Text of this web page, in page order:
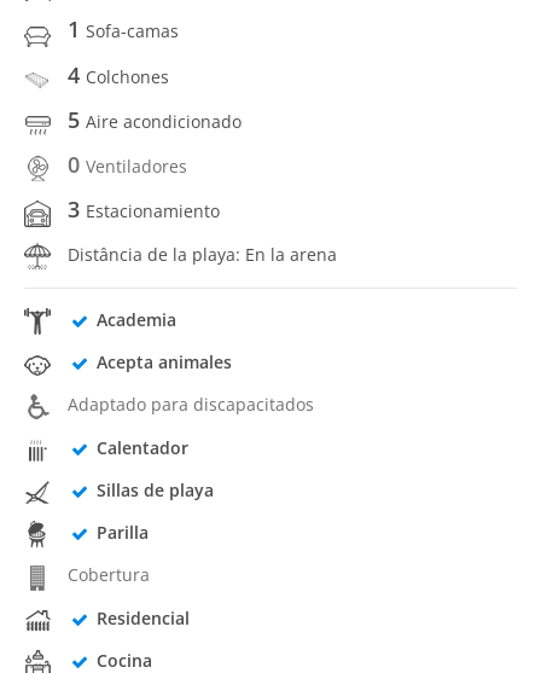
1 Sofa-camas
4 Colchones
5 Aire acondicionado
0 Ventiladores
3 Estacionamiento
Distância de la playa: En la arena
Academia
Acepta animales
Adaptado para discapacitados
Calentador
Sillas de playa
Parilla
Cobertura
Residencial
Cocina